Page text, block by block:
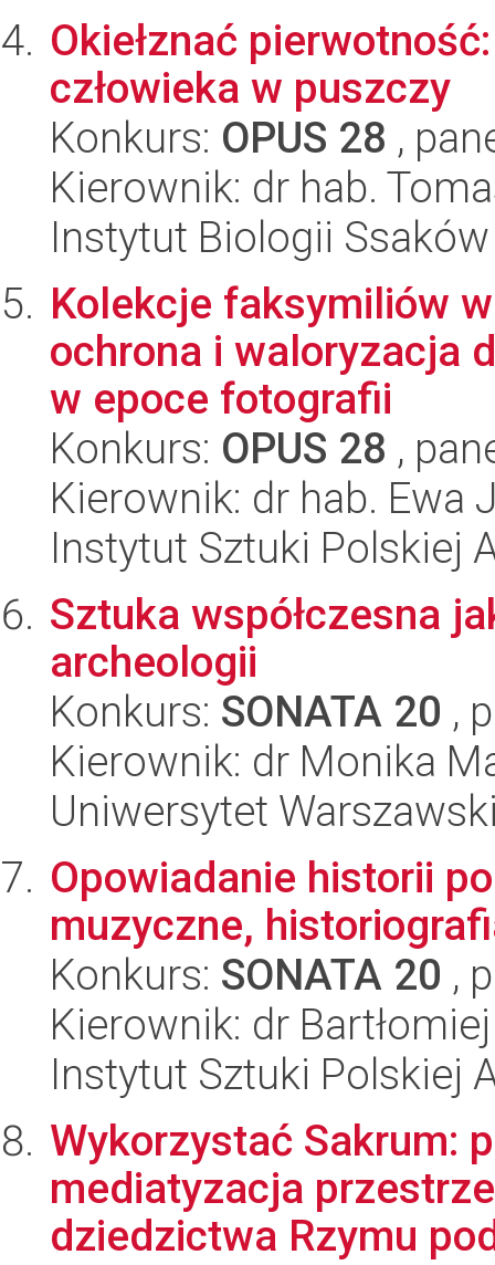
Okiełznać
człowieka w puszczy
Konkurs: OPUS 28 ,
Kierownik: dr hab.
Instytut Biologii Ssaków
Kolekcje faksymiliów
ochrona i waloryzacja
w epoce fotografii
Konkurs: OPUS 28 ,
Kierownik: dr hab. Ewa
Instytut Sztuki Polskiej
Sztuka współczesna
archeologii
Konkurs: SONATA 20 ,
Kierownik: dr Monika
Uniwersytet
Opowiadanie historii
muzyczne,
Konkurs: SONATA 20 ,
Kierownik: dr
Instytut Sztuki Polskiej
Wykorzystać Sakrum:
mediatyzacja
dziedzictwa Rzymu